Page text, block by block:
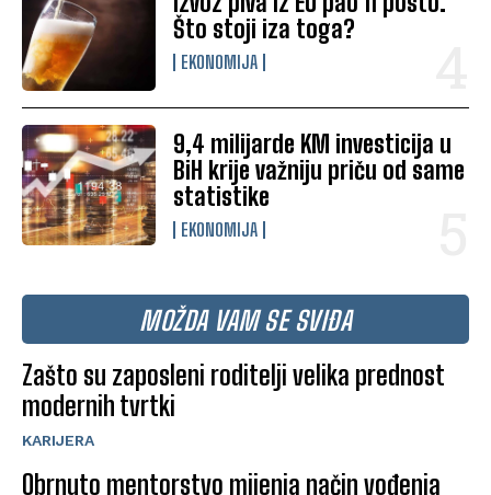
Što stoji iza toga?
EKONOMIJA
9,4 milijarde KM investicija u
BiH krije važniju priču od same
statistike
EKONOMIJA
MOŽDA VAM SE SVIĐA
Zašto su zaposleni roditelji velika prednost
modernih tvrtki
KARIJERA
Obrnuto mentorstvo mijenja način vođenja